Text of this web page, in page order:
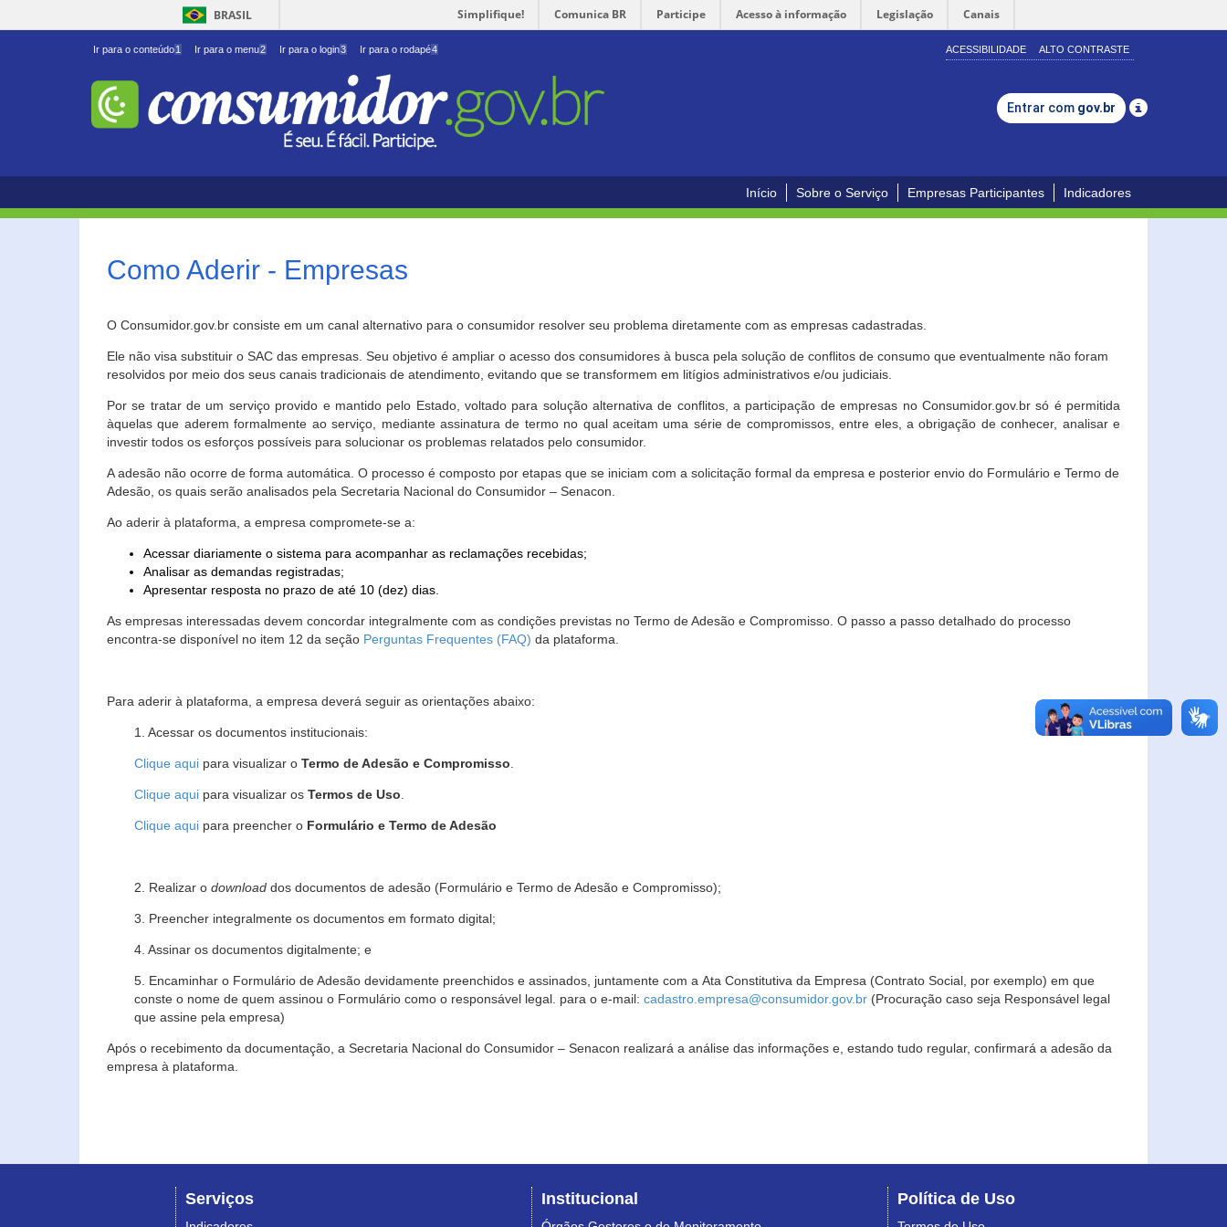
BRASIL Simplifique! Comunica BR Participe Acesso à informação Legislação Canais
Ir para o conteúdo1 Ir para o menu2 Ir para o login3 Ir para o rodapé4 ACESSIBILIDADE ALTO CONTRASTE
Entrar com gov.br
Início Sobre o Serviço Empresas Participantes Indicadores
Como Aderir - Empresas
O Consumidor.gov.br consiste em um canal alternativo para o consumidor resolver seu problema diretamente com as empresas cadastradas.
Ele não visa substituir o SAC das empresas. Seu objetivo é ampliar o acesso dos consumidores à busca pela solução de conflitos de consumo que eventualmente não foram
resolvidos por meio dos seus canais tradicionais de atendimento, evitando que se transformem em litígios administrativos e/ou judiciais.
Por se tratar de um serviço provido e mantido pelo Estado, voltado para solução alternativa de conflitos, a participação de empresas no Consumidor.gov.br só é permitida
àquelas que aderem formalmente ao serviço, mediante assinatura de termo no qual aceitam uma série de compromissos, entre eles, a obrigação de conhecer, analisar e
investir todos os esforços possíveis para solucionar os problemas relatados pelo consumidor.
A adesão não ocorre de forma automática. O processo é composto por etapas que se iniciam com a solicitação formal da empresa e posterior envio do Formulário e Termo de
Adesão, os quais serão analisados pela Secretaria Nacional do Consumidor – Senacon.
Ao aderir à plataforma, a empresa compromete-se a:
Acessar diariamente o sistema para acompanhar as reclamações recebidas;
Analisar as demandas registradas;
Apresentar resposta no prazo de até 10 (dez) dias.
As empresas interessadas devem concordar integralmente com as condições previstas no Termo de Adesão e Compromisso. O passo a passo detalhado do processo
encontra-se disponível no item 12 da seção Perguntas Frequentes (FAQ) da plataforma.
Para aderir à plataforma, a empresa deverá seguir as orientações abaixo:
1. Acessar os documentos institucionais:
Clique aqui para visualizar o Termo de Adesão e Compromisso
Clique aqui para visualizar os Termos de Uso
Clique aqui para preencher o Formulário e Termo de Adesão
2. Realizar o download dos documentos de adesão (Formulário e Termo de Adesão e Compromisso);
3. Preencher integralmente os documentos em formato digital;
4. Assinar os documentos digitalmente; e
5. Encaminhar o Formulário de Adesão devidamente preenchidos e assinados, juntamente com a Ata Constitutiva da Empresa (Contrato Social, por exemplo) em que
conste o nome de quem assinou o Formulário como o responsável legal. para o e-mail: cadastro.empresa@consumidor.gov.br (Procuração caso seja Responsável legal
que assine pela empresa)
Após o recebimento da documentação, a Secretaria Nacional do Consumidor – Senacon realizará a análise das informações e, estando tudo regular, confirmará a adesão da
empresa à plataforma.
Serviços Institucional Política de Uso